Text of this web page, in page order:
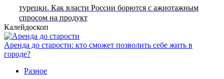
турецки. Как власти России борются с ажиотажным
спросом на продукт
Калейдоскоп
Аренда до старости: кто сможет позволить себе жить в
городе?
Разное